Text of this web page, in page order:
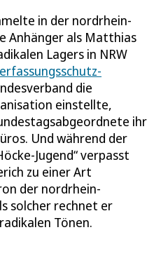
in der nordrhein-
Anhänger als Matthias
Lagers in NRW
die
einstellte,
ihr
Und während der
Jugend“ verpasst
zu einer Art
der nordrhein-
solcher rechnet er
Tönen.